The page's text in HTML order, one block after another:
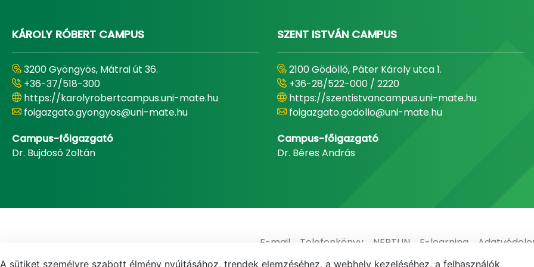
KÁROLY RÓBERT CAMPUS
3200 Gyöngyös, Mátrai út 36.
+36-37/518-300
https://karolyrobertcampus.uni-mate.hu
foigazgato.gyongyos@uni-mate.hu
Campus-főigazgató
Dr. Bujdosó Zoltán
SZENT ISTVÁN CAMPUS
2100 Gödöllő, Páter Károly utca 1.
+36-28/522-000 / 2220
https://szentistvancampus.uni-mate.hu
foigazgato.godollo@uni-mate.hu
Campus-főigazgató
Dr. Béres András
E-mail Telefonkönyv NEPTUN E-learning
A sütiket személyre szabott élmény nyújtásához, trendek elemzéséhez, a webhely kezeléséhez, a felhasználók